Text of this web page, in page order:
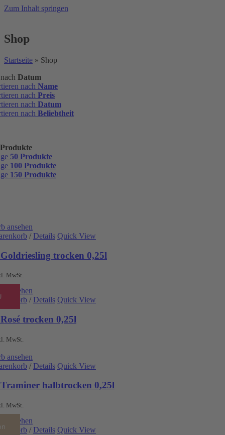
Zum Inhalt springen
Shop
Startseite » Shop
Datum
nach Name
nach Preis
nach Datum
nach Beliebtheit
50 Produkte
100 Produkte
150 Produkte
ansehen
/ Details Quick View
trocken 0,25l
MwSt.
ansehen
/ Details Quick View
trocken 0,25l
MwSt.
ansehen
/ Details Quick View
halbtrocken 0,25l
MwSt.
ansehen
/ Details Quick View